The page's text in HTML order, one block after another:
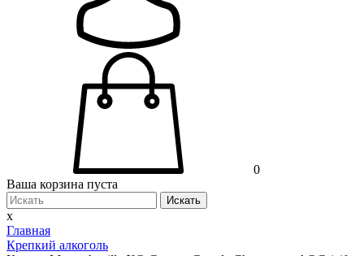
0
Ваша корзина пуста
Искать
x
Главная
Крепкий алкоголь